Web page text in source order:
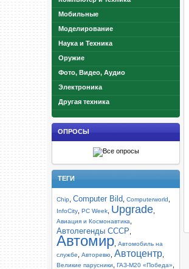
Мобильные
Моделирование
Наука и Техника
Оружие
Фото, Видео, Аудио
Электроника
Другая техника
ОПРОСЫ
ТЕГИ
Chip Computer Bild Computerworld
InfoCity PC Week Upgrade
Авиация и Космонавтика
Автолегенды СССР
Автомир Автомобиль на
службе
Авторевю Автоцентр
Великие парусники ГАЗ-М20 «Победа»